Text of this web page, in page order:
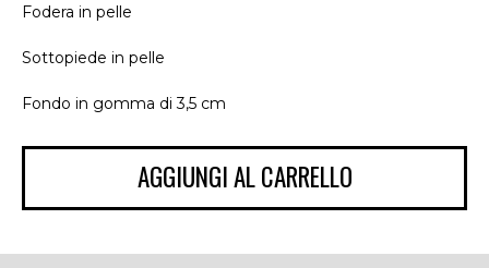
Fodera in pelle
Sottopiede in pelle
Fondo in gomma di 3,5 cm
AGGIUNGI AL CARRELLO